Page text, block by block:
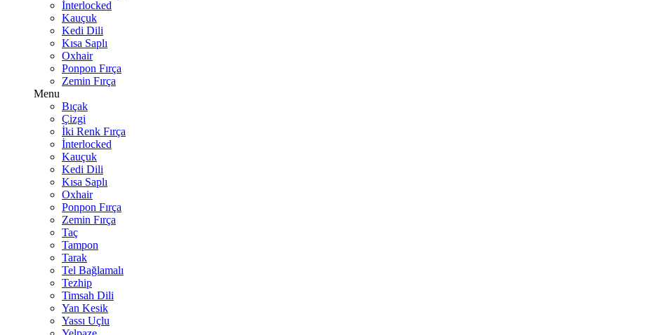
İnterlocked
Kauçuk
Kedi Dili
Kısa Saplı
Oxhair
Ponpon Fırça
Zemin Fırça
Menu
Bıçak
Çizgi
İki Renk Fırça
İnterlocked
Kauçuk
Kedi Dili
Kısa Saplı
Oxhair
Ponpon Fırça
Zemin Fırça
Taç
Tampon
Tarak
Tel Bağlamalı
Tezhip
Timsah Dili
Yan Kesik
Yassı Uçlu